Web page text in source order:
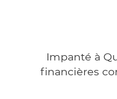
Impanté à
financières